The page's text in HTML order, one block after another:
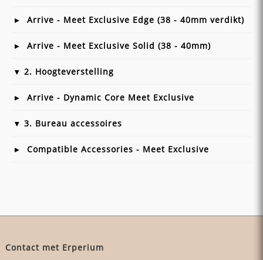
Arrive - Meet Exclusive Edge (38 - 40mm verdikt)
Arrive - Meet Exclusive Solid (38 - 40mm)
2. Hoogteverstelling
Arrive - Dynamic Core Meet Exclusive
3. Bureau accessoires
Compatible Accessories - Meet Exclusive
Contact met Erperium